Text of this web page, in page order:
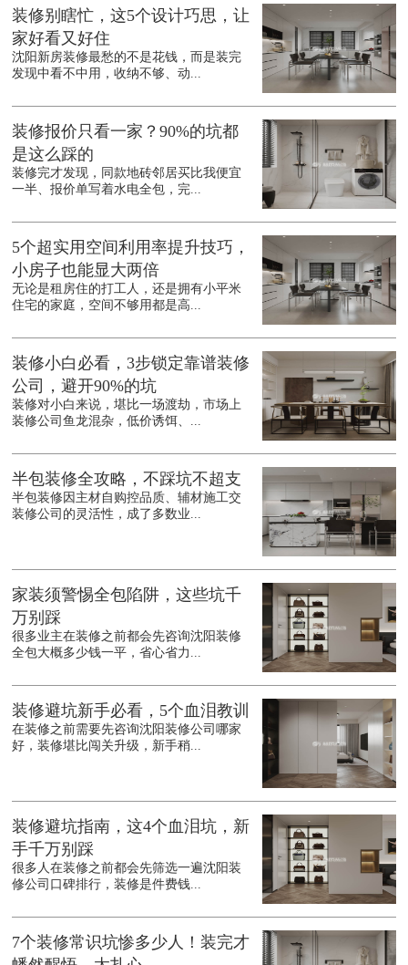
装修别瞎忙，这5个设计巧思，让
家好看又好住
沈阳新房装修最愁的不是花钱，而是装完
发现中看不中用，收纳不够、动...
装修报价只看一家？90%的坑都
是这么踩的
装修完才发现，同款地砖邻居买比我便宜
一半、报价单写着水电全包，完...
5个超实用空间利用率提升技巧，
小房子也能显大两倍
无论是租房住的打工人，还是拥有小平米
住宅的家庭，空间不够用都是高...
装修小白必看，3步锁定靠谱装修
公司，避开90%的坑
装修对小白来说，堪比一场渡劫，市场上
装修公司鱼龙混杂，低价诱饵、...
半包装修全攻略，不踩坑不超支
半包装修因主材自购控品质、辅材施工交
装修公司的灵活性，成了多数业...
家装须警惕全包陷阱，这些坑千
万别踩
很多业主在装修之前都会先咨询沈阳装修
全包大概多少钱一平，省心省力...
装修避坑新手必看，5个血泪教训
在装修之前需要先咨询沈阳装修公司哪家
好，装修堪比闯关升级，新手稍...
装修避坑指南，这4个血泪坑，新
手千万别踩
很多人在装修之前都会先筛选一遍沈阳装
修公司口碑排行，装修是件费钱...
7个装修常识坑惨多少人！装完才